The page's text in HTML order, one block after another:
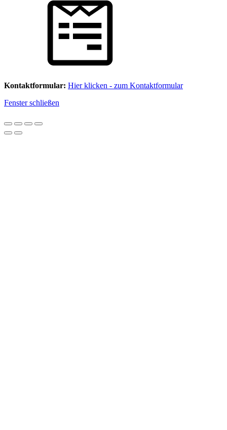
Kontaktformular: Hier klicken - zum Kontaktformular
Fenster schließen